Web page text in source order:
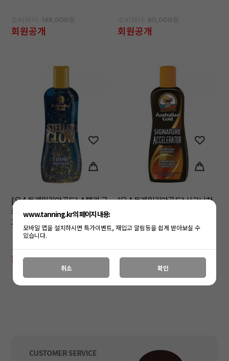
소비자가: 168,000원
회원공개
소비자가: 80,000원
회원공개
[오스트레일리안골드] 스텔라 글
로우 인텐시파이어 태닝로션
250ml
소비자가: 48,000원
회원공개
[오스트레일리안골드] 시그니처
소비자가: 42,000원
회원공개
www.tanning.kr의 페이지 내용:
모바일 앱을 설치하시면 특가이벤트, 재입고 알림등을 쉽게 받아보실 수
있습니다.
취소 확인